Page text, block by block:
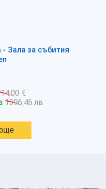
- Зала за събития
€
1396.46 лв